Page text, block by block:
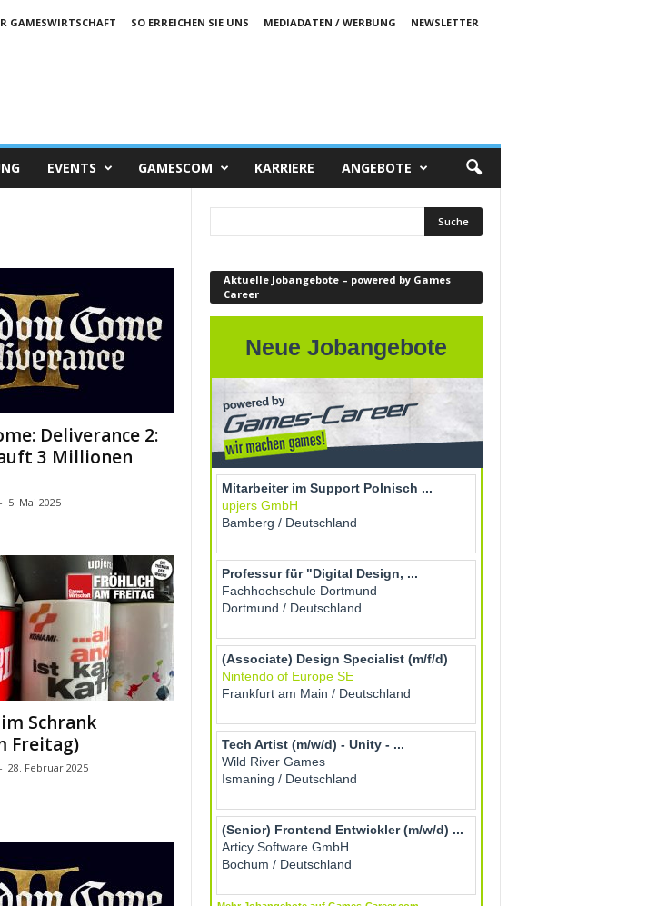
GAMESWIRTSCHAFT SO ERREICHEN SIE UNS MEDIADATEN / WERBUNG
NEWSLETTER
EVENTS GAMESCOM KARRIERE ANGEBOTE
Deliverance 2:
3 Millionen
- 5. Mai 2025
Schrank
Freitag)
- 28. Februar 2025
Aktuelle Jobangebote – powered by Games
Career